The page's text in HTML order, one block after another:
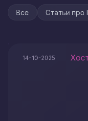
Все Статьи про
14-10-2025